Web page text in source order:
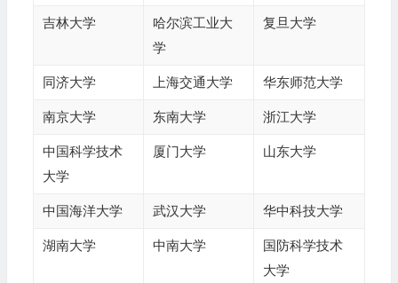
吉林大学
哈尔滨工业大
学
复旦大学
同济大学 上海交通大学 华东师范大学
南京大学 东南大学 浙江大学
中国科学技术
大学
厦门大学 山东大学
中国海洋大学 武汉大学 华中科技大学
湖南大学 中南大学
国防科学技术
大学